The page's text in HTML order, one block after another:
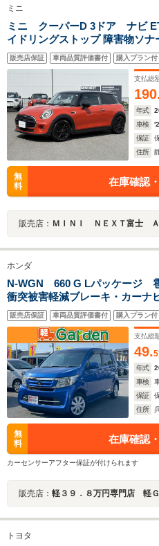
ミニ
ミニ クーパーD 3ドア ナビ
販売店保証 車両品質評価書付 購入プラン付
支払総
年式
車検
保証
住所
無
料
在庫確認
販売店： ＭＩＮＩ ＮＥＸＴ富士 Ａ
ホンダ
N-WGN 660 G Lパッケージ
衝突被害軽減ブレーキ・カーナ
CD/DVD再生・スマートキー&プ
シート・ルームクリーニング
販売店保証 車両品質評価書付 購入プラン付
支払総
49.5
年式
車検
保証
住所
無
料
在庫確認
カーセンサーアフター保証が付けられます
販売店： 軽３９．８万円専門店 軽
トヨタ